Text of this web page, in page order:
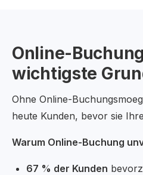
Online-
wichtigste
Ohne Online-
heute Kunden, bevor sie
Warum Online-Buchung
67 % der Kunden